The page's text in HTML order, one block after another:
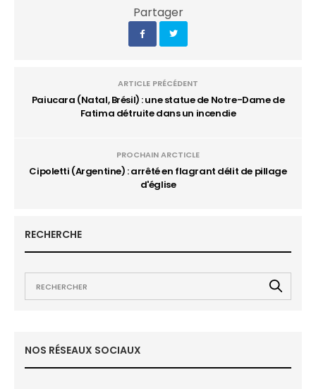
Partager
ARTICLE PRÉCÉDENT
Paiucara (Natal, Brésil) : une statue de Notre-Dame de
Fatima détruite dans un incendie
PROCHAIN ARCTICLE
Cipoletti (Argentine) : arrêté en flagrant délit de pillage
d'église
RECHERCHE
NOS RÉSEAUX SOCIAUX